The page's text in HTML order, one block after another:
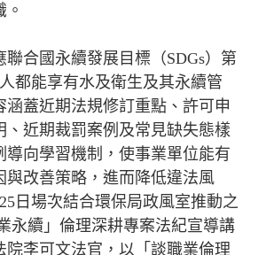
合國永續發展目標（SDGs）第
都能享有水及衛生及其永續管
涵蓋近期法規修訂重點、許可申
、近期裁罰案例及常見缺失態樣
導向學習機制，使事業單位能有
與改善策略，進而降低違法風
日場次結合環保局政風室推動之
永續」倫理深耕專案法紀宣導講
院李可文法官，以「談職業倫理